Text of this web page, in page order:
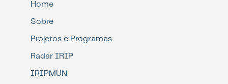
Home
Sobre
Projetos e Programas
Radar IRIP
IRIPMUN